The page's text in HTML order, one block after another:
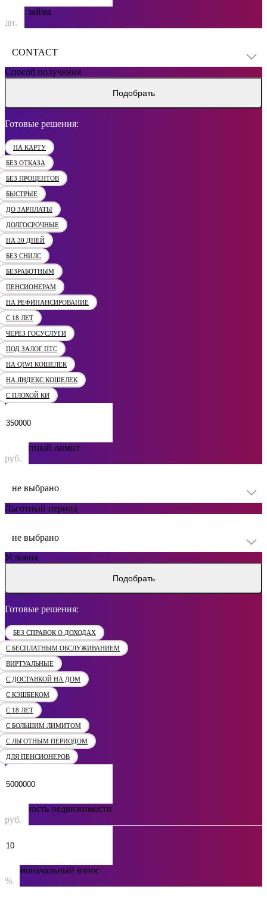
Срок займа
дн.
CONTACT
Способ получения
Подобрать
Готовые решения:
НА КАРТУ
БЕЗ ОТКАЗА
БЕЗ ПРОЦЕНТОВ
БЫСТРЫЕ
ДО ЗАРПЛАТЫ
ДОЛГОСРОЧНЫЕ
НА 30 ДНЕЙ
БЕЗ СНИЛС
БЕЗРАБОТНЫМ
ПЕНСИОНЕРАМ
НА РЕФИНАНСИРОВАНИЕ
С 18 ЛЕТ
ЧЕРЕЗ ГОСУСЛУГИ
ПОД ЗАЛОГ ПТС
НА QIWI КОШЕЛЕК
НА ЯНДЕКС КОШЕЛЕК
С ПЛОХОЙ КИ
Кредитный лимит
руб.
не выбрано
Льготный период
не выбрано
Условия
Подобрать
Готовые решения:
БЕЗ СПРАВОК О ДОХОДАХ
С БЕСПЛАТНЫМ ОБСЛУЖИВАНИЕМ
ВИРТУАЛЬНЫЕ
С ДОСТАВКОЙ НА ДОМ
С КЭШБЕКОМ
С 18 ЛЕТ
С БОЛЬШИМ ЛИМИТОМ
С ЛЬГОТНЫМ ПЕРИОДОМ
ДЛЯ ПЕНСИОНЕРОВ
Стоимость недвижимости
руб.
Первоначальный взнос
%